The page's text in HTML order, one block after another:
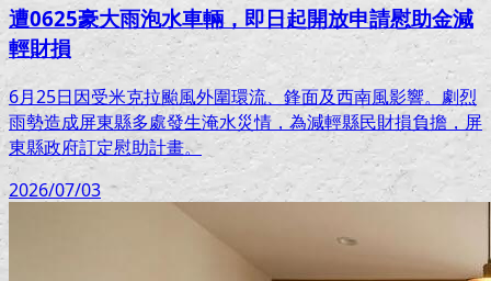
遭0625豪大雨泡水車輛，即日起開放申請慰助金減
輕財損
6月25日因受米克拉颱風外圍環流、鋒面及西南風影響。劇烈
雨勢造成屏東縣多處發生淹水災情，為減輕縣民財損負擔，屏
東縣政府訂定慰助計畫。
2026/07/03